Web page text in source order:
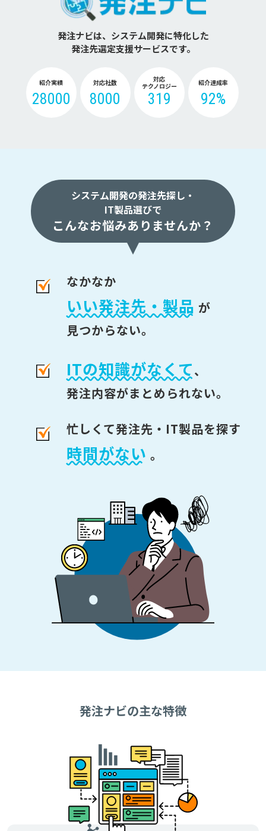
発注ナビは、システム開発に特化した
発注先選定支援サービスです。
紹介実績
28000
対応社数
8000
対応
テクノロジー
319
紹介達成率
92%
システム開発の発注先探し・
IT製品選びで
こんなお悩みありませんか？
なかなか
いい発注先・製品 が
見つからない。
ITの知識がなくて、
発注内容がまとめられない。
忙しくて発注先・IT製品を探す
時間がない 。
発注ナビの主な特徴